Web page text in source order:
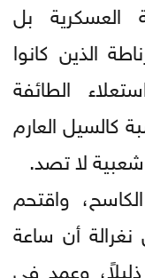
العسكرية بل
الذين كانوا
الطائفة
كالسيل العارم
شعبية لا تصد.
واقتحم
نغرالة أن ساعة
وعمد في